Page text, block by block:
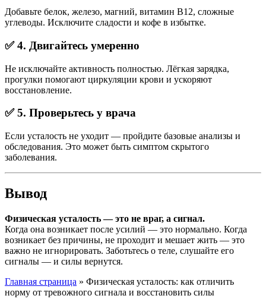
Добавьте белок, железо, магний, витамин B12, сложные
углеводы. Исключите сладости и кофе в избытке.
✅ 4. Двигайтесь умеренно
Не исключайте активность полностью. Лёгкая зарядка,
прогулки помогают циркуляции крови и ускоряют
восстановление.
✅ 5. Проверьтесь у врача
Если усталость не уходит — пройдите базовые анализы и
обследования. Это может быть симптом скрытого
заболевания.
Вывод
Физическая усталость — это не враг, а сигнал.
Когда она возникает после усилий — это нормально. Когда
возникает без причины, не проходит и мешает жить — это
важно не игнорировать. Заботьтесь о теле, слушайте его
сигналы — и силы вернутся.
Главная страница » Физическая усталость: как отличить
норму от тревожного сигнала и восстановить силы